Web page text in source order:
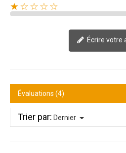
★☆☆☆☆
Écrire votre
Évaluations (4)
Trier par: Dernier